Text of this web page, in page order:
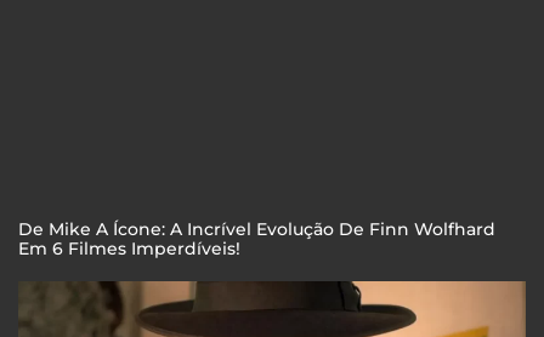
De Mike A Ícone: A Incrível Evolução De Finn Wolfhard
Em 6 Filmes Imperdíveis!